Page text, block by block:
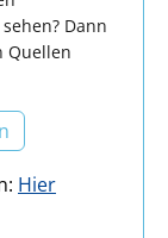
Dann
Quellen
Hier